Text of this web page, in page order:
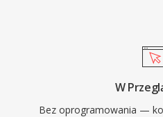
W
Bez oprogramowania —